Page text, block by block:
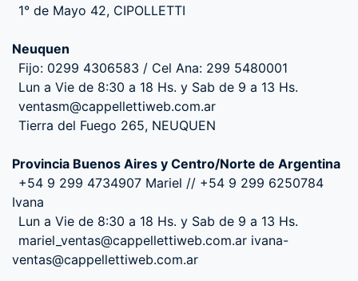
1° de Mayo 42, CIPOLLETTI
Neuquen
Fijo: 0299 4306583 / Cel Ana: 299 5480001
Lun a Vie de 8:30 a 18 Hs. y Sab de 9 a 13 Hs.
ventasm@cappellettiweb.com.ar
Tierra del Fuego 265, NEUQUEN
Provincia Buenos Aires y Centro/Norte de Argentina
+54 9 299 4734907 Mariel // +54 9 299 6250784
Ivana
Lun a Vie de 8:30 a 18 Hs. y Sab de 9 a 13 Hs.
mariel_ventas@cappellettiweb.com.ar ivana-
ventas@cappellettiweb.com.ar